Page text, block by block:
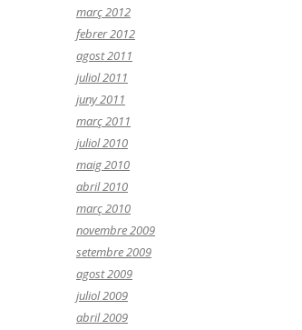
març 2012
febrer 2012
agost 2011
juliol 2011
juny 2011
març 2011
juliol 2010
maig 2010
abril 2010
març 2010
novembre 2009
setembre 2009
agost 2009
juliol 2009
abril 2009